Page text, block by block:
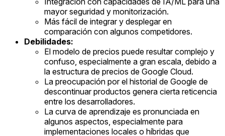
mayor seguridad y monitorización.
Más fácil de integrar y desplegar en
comparación con algunos competidores.
Debilidades:
El modelo de precios puede resultar complejo y
confuso, especialmente a gran escala, debido a
la estructura de precios de Google Cloud.
La preocupación por el historial de Google de
descontinuar productos genera cierta reticencia
entre los desarrolladores.
La curva de aprendizaje es pronunciada en
algunos aspectos, especialmente para
implementaciones locales o híbridas que